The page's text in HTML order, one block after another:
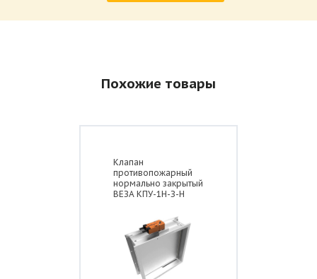
Похожие товары
Клапан
противопожарный
нормально закрытый
ВЕЗА КПУ-1Н-З-Н